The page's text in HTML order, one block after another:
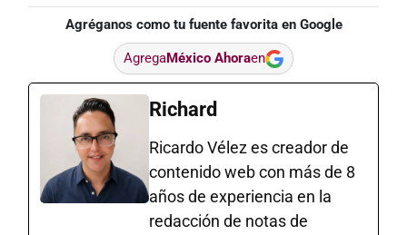
Agréganos como tu fuente favorita en Google
AgregaMéxico Ahoraen
Richard
Ricardo Vélez es creador de
contenido web con más de 8
años de experiencia en la
redacción de notas de